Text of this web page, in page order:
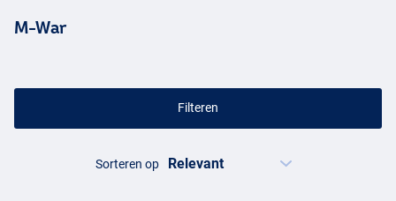
M-War
Filteren
Sorteren op